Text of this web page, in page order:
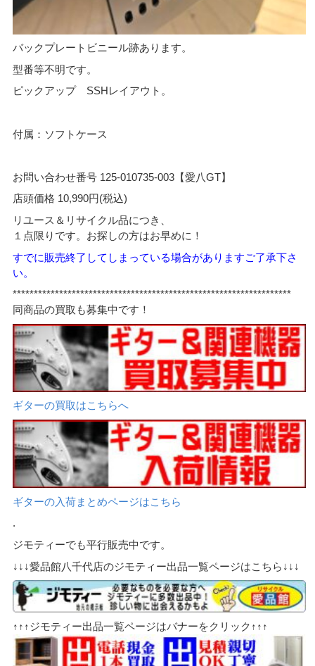
バックプレートビニール跡あります。
型番等不明です。
ピックアップ SSHレイアウト。
付属：ソフトケース
お問い合わせ番号 125-010735-003【愛八GT】
店頭価格 10,990円(税込)
リユース＆リサイクル品につき、
１点限りです。お探しの方はお早めに！
すでに販売終了してしまっている場合がありますご了承下さ
い。
******************************************************************
同商品の買取も募集中です！
ギターの買取はこちらへ
ギターの入荷まとめページはこちら
.
ジモティーでも平行販売中です。
↓↓↓愛品館八千代店のジモティー出品一覧ページはこちら↓↓↓
↑↑↑ジモティー出品一覧ページはバナーをクリック↑↑↑